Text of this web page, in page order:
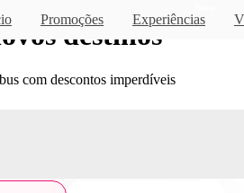
Promoções Experiências
destinos
com descontos imperdíveis